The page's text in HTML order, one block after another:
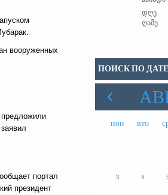
вооруженных
предложили
портал
президент
დღე
ღამე
ПОИСК ПО ДАТЕ
пон вто
3 4